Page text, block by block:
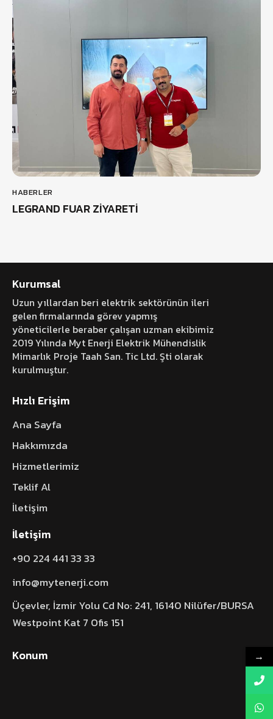
HABERLER
LEGRAND FUAR ZİYARETİ
Kurumsal
Uzun yıllardan beri elektrik sektörünün ileri
gelen firmalarında görev yapmış
yöneticilerle beraber çalışan uzman ekibimiz
2019 Yılında Myt Enerji Elektrik Mühendislik
Mimarlık Proje Taah San. Tic Ltd. Şti olarak
kurulmuştur.
Hızlı Erişim
Ana Sayfa
Hakkımızda
Hizmetlerimiz
Teklif Al
İletişim
İletişim
+90 224 441 33 33
info@mytenerji.com
Üçevler, İzmir Yolu Cd No: 241, 16140 Nilüfer/BURSA
Westpoint Kat 7 Ofis 151
Konum →